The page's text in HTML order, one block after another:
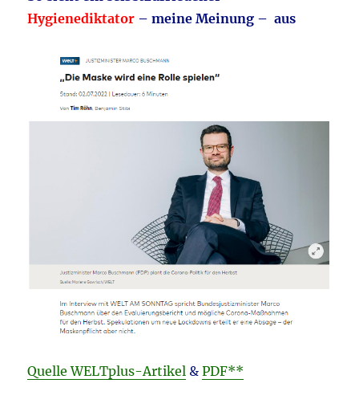
Hygienediktator – meine Meinung – aus
Quelle WELTplus-Artikel &PDF**